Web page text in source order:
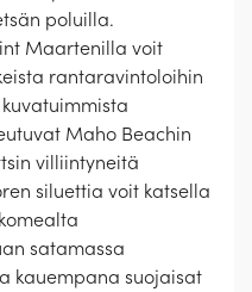
poluilla.
Maartenilla voit
rantaravintoloihin
Maho Beachin
villiintyneitä
siluettia voit katsella
satamassa
kauempana suojaisat